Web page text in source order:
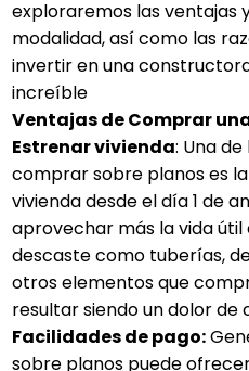
exploraremos las ventajas
modalidad, así como las
invertir en una
increíble
Ventajas de Comprar
Estrenar vivienda: Una
comprar sobre planos es
vivienda desde el día 1 de
aprovechar más la vida
descaste como tuberías,
otros elementos que
resultar siendo un dolor de
Facilidades de pago:
sobre planos puede